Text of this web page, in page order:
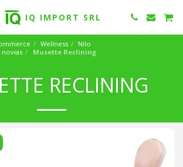
IQ IMPORT SRL
Wellness
Nilo
novias
Musette Reclining
RECLINING